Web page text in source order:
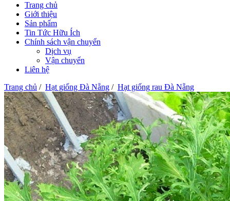
Trang chủ
Giới thiệu
Sản phẩm
Tin Tức Hữu Ích
Chính sách vận chuyển
Dịch vụ
Vận chuyển
Liên hệ
Trang chủ / Hạt giống Đà Nẵng / Hạt giống rau Đà Nẵng